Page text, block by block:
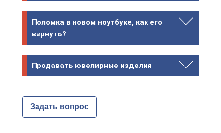
Поломка в новом ноутбуке, как его
вернуть?
Продавать ювелирные изделия
Задать вопрос